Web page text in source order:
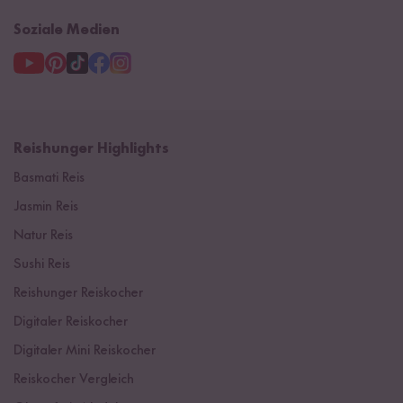
Soziale Medien
Reishunger Highlights
Basmati Reis
Jasmin Reis
Natur Reis
Sushi Reis
Reishunger Reiskocher
Digitaler Reiskocher
Digitaler Mini Reiskocher
Reiskocher Vergleich